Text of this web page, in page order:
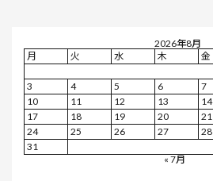
2026年8月
月
火 水 木 金
3
4 5 6 7
10
11 12 13 14
17
18 19 20 21
24
25 26 27 28
31
« 7月